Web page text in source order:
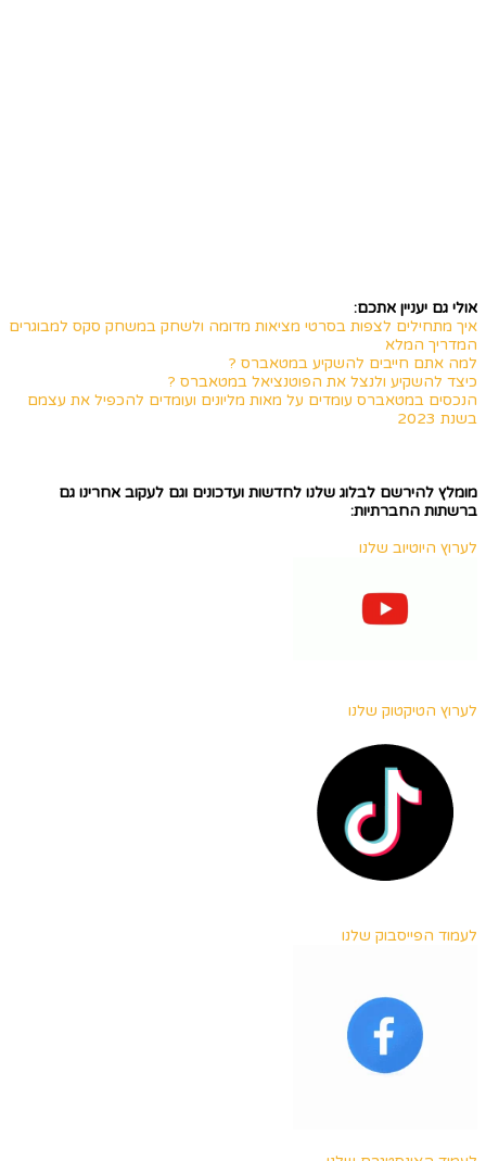
אולי גם יעניין אתכם:
איך מתחילים לצפות בסרטי מציאות מדומה ולשחק במשחק סקס למבוגרים
המדריך המלא
למה אתם חייבים להשקיע במטאברס ?
כיצד להשקיע ולנצל את הפוטנציאל במטאברס ?
הנכסים במטאברס עומדים על מאות מליונים ועומדים להכפיל את עצמם
בשנת 2023
מומלץ להירשם לבלוג שלנו לחדשות ועדכונים וגם לעקוב אחרינו גם
ברשתות החברתיות:
לערוץ היוטיוב שלנו
לערוץ הטיקטוק שלנו
לעמוד הפייסבוק שלנו